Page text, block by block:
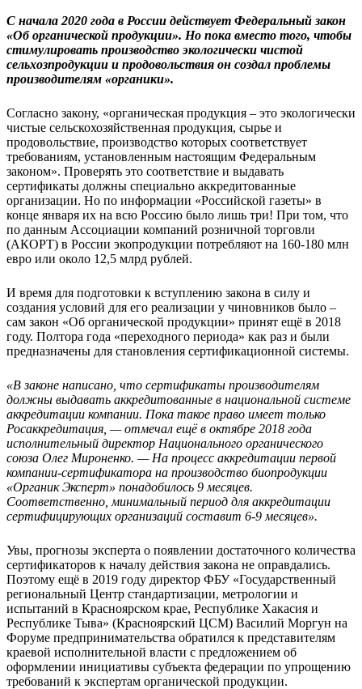
С начала 2020 года в России действует Федеральный закон
«Об органической продукции». Но пока вместо того, чтобы
стимулировать производство экологически чистой
сельхозпродукции и продовольствия он создал проблемы
производителям «органики».
Согласно закону, «органическая продукция – это экологически
чистые сельскохозяйственная продукция, сырье и
продовольствие, производство которых соответствует
требованиям, установленным настоящим Федеральным
законом». Проверять это соответствие и выдавать
сертификаты должны специально аккредитованные
организации. Но по информации «Российской газеты» в
конце января их на всю Россию было лишь три! При том, что
по данным Ассоциации компаний розничной торговли
(АКОРТ) в России экопродукции потребляют на 160-180 млн
евро или около 12,5 млрд рублей.
И время для подготовки к вступлению закона в силу и
создания условий для его реализации у чиновников было –
сам закон «Об органической продукции» принят ещё в 2018
году. Полтора года «переходного периода» как раз и были
предназначены для становления сертификационной системы.
«В законе написано, что сертификаты производителям
должны выдавать аккредитованные в национальной системе
аккредитации компании. Пока такое право имеет только
Росаккредитация, — отмечал ещё в октябре 2018 года
исполнительный директор Национального органического
союза Олег Мироненко. — На процесс аккредитации первой
компании-сертификатора на производство биопродукции
«Органик Эксперт» понадобилось 9 месяцев.
Соответственно, минимальный период для аккредитации
сертифицирующих организаций составит 6-9 месяцев».
Увы, прогнозы эксперта о появлении достаточного количества
сертификаторов к началу действия закона не оправдались.
Поэтому ещё в 2019 году директор ФБУ «Государственный
региональный Центр стандартизации, метрологии и
испытаний в Красноярском крае, Республике Хакасия и
Республике Тыва» (Красноярский ЦСМ) Василий Моргун на
Форуме предпринимательства обратился к представителям
краевой исполнительной власти с предложением об
оформлении инициативы субъекта федерации по упрощению
требований к экспертам органической продукции.